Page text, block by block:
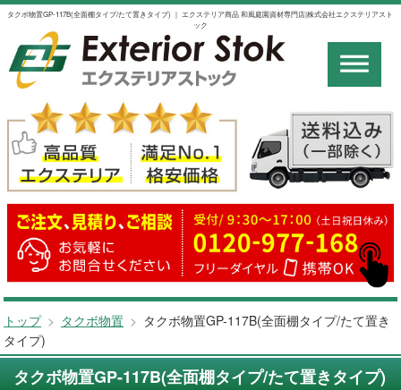
タクボ物置GP-117B(全面棚タイプ/たて置きタイプ) ｜ エクステリア商品 和風庭園資材専門店|株式会社エクステリアスト
ック
トップ > タクボ物置 > タクボ物置GP-117B(全面棚タイプ/たて置き
タイプ)
タクボ物置GP-117B(全面棚タイプ/たて置きタイプ)